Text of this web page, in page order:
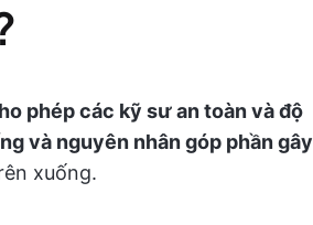
phép các kỹ sư an toàn và độ
và nguyên nhân góp phần gây
xuống.